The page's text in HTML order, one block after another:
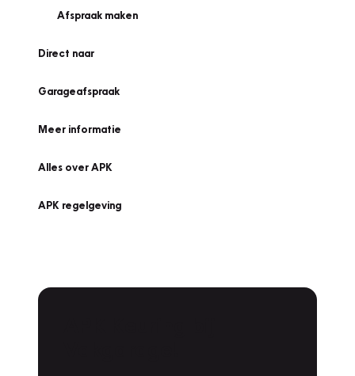
Afspraak maken
Direct naar
Garageafspraak
Meer informatie
Alles over APK
APK regelgeving